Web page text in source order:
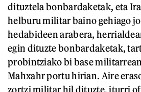
dituztela bonbardaketak, eta
helburu militar baino gehiago
hedabideen arabera,
egin dituzte bonbardaketak,
probintziako bi base
Mahxahr portu hirian. Aire
zortzi militar hil dituzte, iturri